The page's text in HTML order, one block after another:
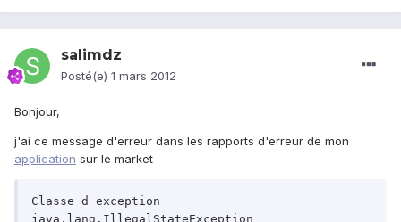
salimdz
Posté(e) 1 mars 2012
Bonjour,
j'ai ce message d'erreur dans les rapports d'erreur de mon
application sur le market
Classe d exception
java.lang.IllegalStateException